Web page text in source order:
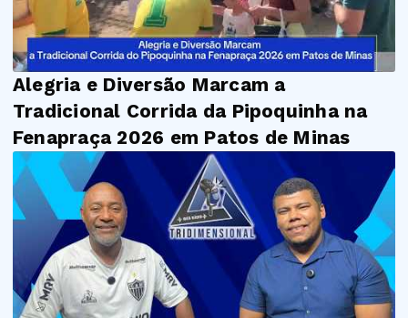
Alegria e Diversão Marcam a
Tradicional Corrida da Pipoquinha na
Fenapraça 2026 em Patos de Minas